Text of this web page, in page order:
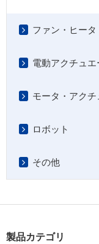
ファン・ヒータ
電動アクチュエ
モータ・アク
ロボット
その他
製品カテゴリ